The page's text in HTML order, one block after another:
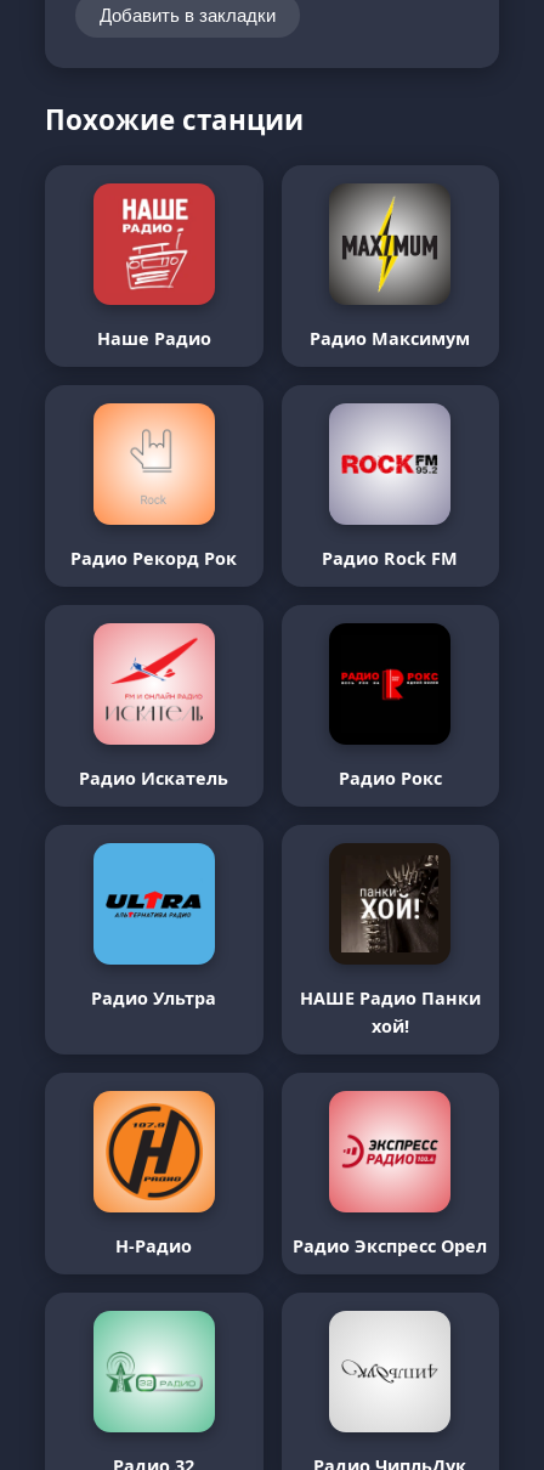
Добавить в закладки
Похожие станции
Наше Радио Радио Максимум
Радио Рекорд Рок Радио Rock FM
Радио Искатель Радио Рокс
Радио Ультра
НАШЕ Радио Панки
хой!
Н-Радио Радио Экспресс Орел